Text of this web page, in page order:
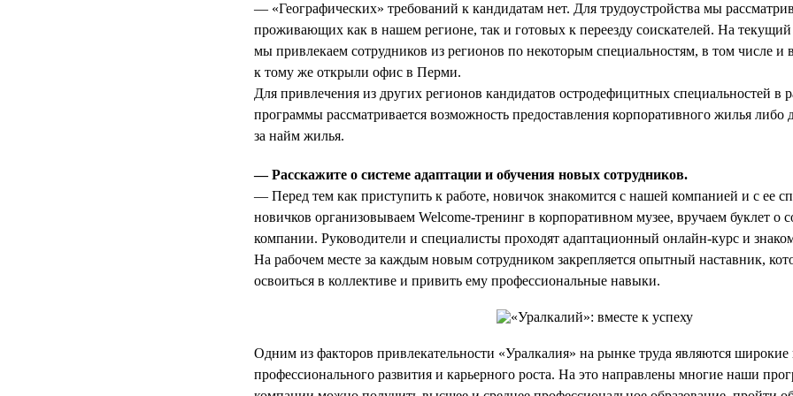
— «Географических» требований к кандидатам нет. Для трудоустройства мы
проживающих как в нашем регионе, так и готовых к переезду соискателей. На
мы привлекаем сотрудников из регионов по некоторым специальностям, в том числе и
к тому же открыли офис в Перми.
Для привлечения из других регионов кандидатов остродефицитных специальностей в
программы рассматривается возможность предоставления корпоративного жилья
за найм жилья.
— Расскажите о системе адаптации и обучения новых сотрудников.
— Перед тем как приступить к работе, новичок знакомится с нашей компанией и с ее
новичков организовываем Welcome-тренинг в корпоративном музее, вручаем буклет о
компании. Руководители и специалисты проходят адаптационный онлайн-курс и
На рабочем месте за каждым новым сотрудником закрепляется опытный наставник,
освоиться в коллективе и привить ему профессиональные навыки.
Одним из факторов привлекательности «Уралкалия» на рынке труда являются
профессионального развития и карьерного роста. На это направлены многие наши